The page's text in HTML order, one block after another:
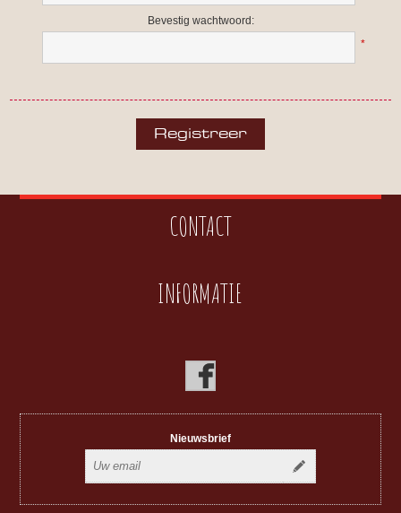
Bevestig wachtwoord:
*
CONTACT
INFORMATIE
Nieuwsbrief